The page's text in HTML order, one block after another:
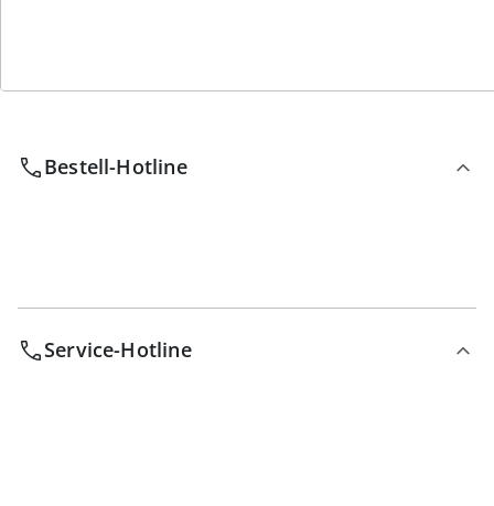
Wir sind für Sie da
Bestell-Hotline
Service-Hotline